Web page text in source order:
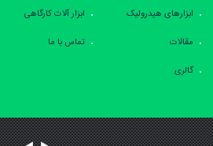
ابزارهای هیدرولیک
ابزار آلات کارگاهی
مقالات
تماس با ما
گالری